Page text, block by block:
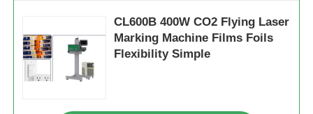
CL600B 400W CO2 Flying Laser
Marking Machine Films Foils
Flexibility Simple